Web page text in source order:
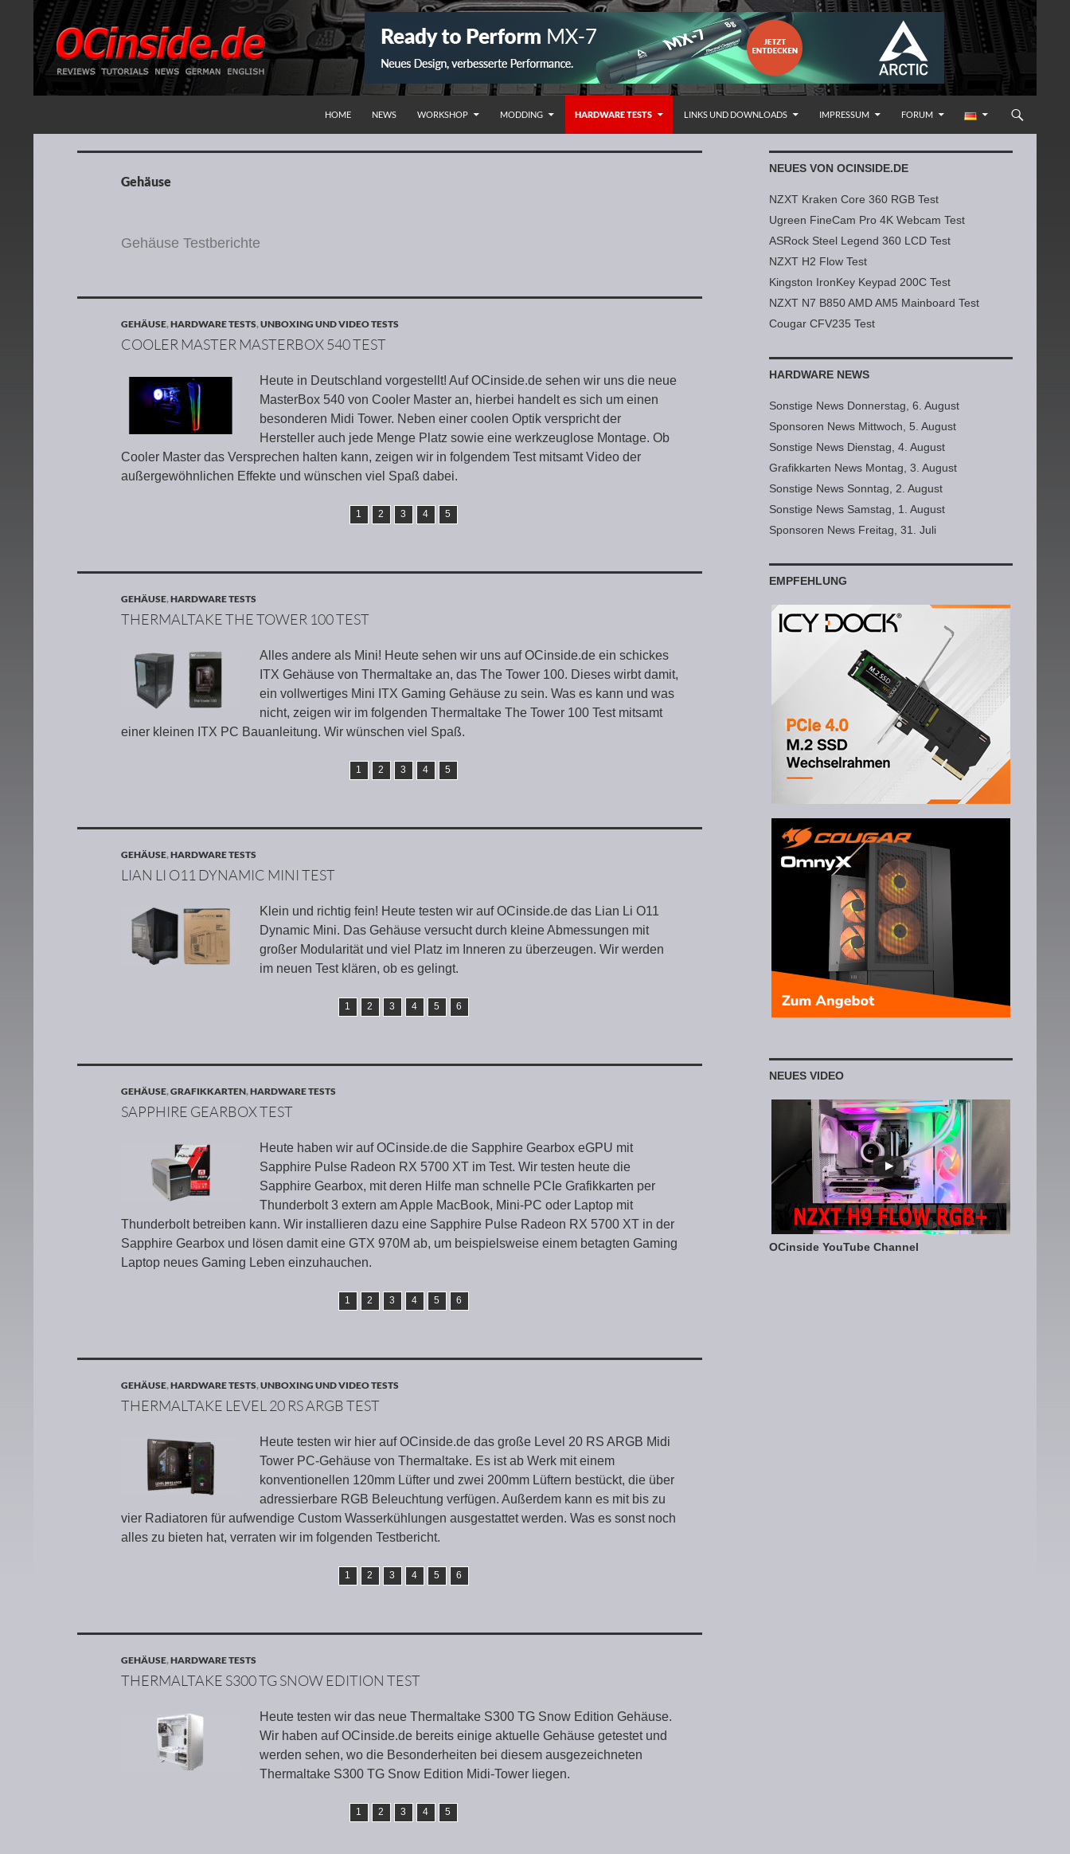
Redaktion ocinside.de PC Hardware PortalHOME
NEWS WORKSHOP MODDING HARDWARE TESTS LINKS UND DOWNLOADS IMPRESSUM FORUM
Gehäuse
Gehäuse Testberichte
GEHÄUSE,HARDWARE TESTS,UNBOXING UND VIDEO TESTS
COOLER MASTER MASTERBOX 540 TEST
Heute in Deutschland vorgestellt! Auf OCinside.de sehen wir uns die neue
MasterBox 540 von Cooler Master an, hierbei handelt es sich um einen
besonderen Midi Tower. Neben einer coolen Optik verspricht der
Hersteller auch jede Menge Platz sowie eine werkzeuglose Montage. Ob
Cooler Master das Versprechen halten kann, zeigen wir in folgendem Test mitsamt Video der
außergewöhnlichen Effekte und wünschen viel Spaß dabei.
1 2 3 4 5
GEHÄUSE,HARDWARE TESTS
THERMALTAKE THE TOWER 100 TEST
Alles andere als Mini! Heute sehen wir uns auf OCinside.de ein schickes
ITX Gehäuse von Thermaltake an, das The Tower 100. Dieses wirbt damit,
ein vollwertiges Mini ITX Gaming Gehäuse zu sein. Was es kann und was
nicht, zeigen wir im folgenden Thermaltake The Tower 100 Test mitsamt
einer kleinen ITX PC Bauanleitung. Wir wünschen viel Spaß.
1 2 3 4 5
GEHÄUSE,HARDWARE TESTS
LIAN LI O11 DYNAMIC MINI TEST
Klein und richtig fein! Heute testen wir auf OCinside.de das Lian Li O11
Dynamic Mini. Das Gehäuse versucht durch kleine Abmessungen mit
großer Modularität und viel Platz im Inneren zu überzeugen. Wir werden
im neuen Test klären, ob es gelingt.
1 2 3 4 5 6
GEHÄUSE,GRAFIKKARTEN,HARDWARE TESTS
SAPPHIRE GEARBOX TEST
Heute haben wir auf OCinside.de die Sapphire Gearbox eGPU mit
Sapphire Pulse Radeon RX 5700 XT im Test. Wir testen heute die
Sapphire Gearbox, mit deren Hilfe man schnelle PCIe Grafikkarten per
Thunderbolt 3 extern am Apple MacBook, Mini-PC oder Laptop mit
Thunderbolt betreiben kann. Wir installieren dazu eine Sapphire Pulse Radeon RX 5700 XT in der
Sapphire Gearbox und lösen damit eine GTX 970M ab, um beispielsweise einem betagten Gaming
Laptop neues Gaming Leben einzuhauchen.
1 2 3 4 5 6
GEHÄUSE,HARDWARE TESTS,UNBOXING UND VIDEO TESTS
THERMALTAKE LEVEL 20 RS ARGB TEST
Heute testen wir hier auf OCinside.de das große Level 20 RS ARGB Midi
Tower PC-Gehäuse von Thermaltake. Es ist ab Werk mit einem
konventionellen 120mm Lüfter und zwei 200mm Lüftern bestückt, die über
adressierbare RGB Beleuchtung verfügen. Außerdem kann es mit bis zu
vier Radiatoren für aufwendige Custom Wasserkühlungen ausgestattet werden. Was es sonst noch
alles zu bieten hat, verraten wir im folgenden Testbericht.
1 2 3 4 5 6
GEHÄUSE,HARDWARE TESTS
THERMALTAKE S300 TG SNOW EDITION TEST
Heute testen wir das neue Thermaltake S300 TG Snow Edition Gehäuse.
Wir haben auf OCinside.de bereits einige aktuelle Gehäuse getestet und
werden sehen, wo die Besonderheiten bei diesem ausgezeichneten
Thermaltake S300 TG Snow Edition Midi-Tower liegen.
1 2 3 4 5
NEUES VON OCINSIDE.DE
NZXT Kraken Core 360 RGB Test
Ugreen FineCam Pro 4K Webcam Test
ASRock Steel Legend 360 LCD Test
NZXT H2 Flow Test
Kingston IronKey Keypad 200C Test
NZXT N7 B850 AMD AM5 Mainboard Test
Cougar CFV235 Test
HARDWARE NEWS
Sonstige News Donnerstag, 6. August
Sponsoren News Mittwoch, 5. August
Sonstige News Dienstag, 4. August
Grafikkarten News Montag, 3. August
Sonstige News Sonntag, 2. August
Sonstige News Samstag, 1. August
Sponsoren News Freitag, 31. Juli
EMPFEHLUNG
NEUES VIDEO
OCinside YouTube Channel